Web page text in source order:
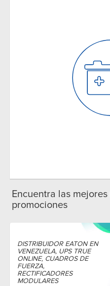
Encuentra las
promociones
DISTRIBUIDOR EATON EN
VENEZUELA, UPS TRUE
ONLINE, CUADROS DE
FUERZA,
RECTIFICADORES
MODULARES